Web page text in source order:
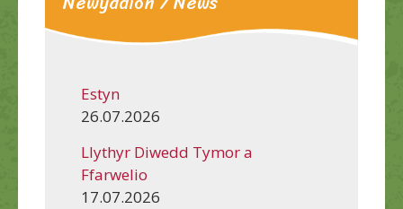
Estyn
26.07.2026
Llythyr Diwedd Tymor a
Ffarwelio
17.07.2026